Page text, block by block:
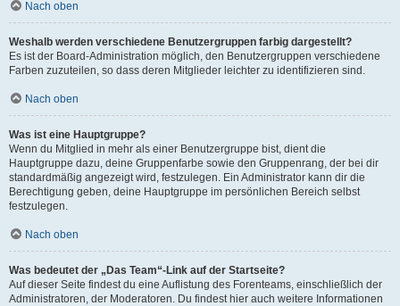
Nach oben
Weshalb werden verschiedene Benutzergruppen farbig dargestellt?
Es ist der Board-Administration möglich, den Benutzergruppen verschiedene
Farben zuzuteilen, so dass deren Mitglieder leichter zu identifizieren sind.
Nach oben
Was ist eine Hauptgruppe?
Wenn du Mitglied in mehr als einer Benutzergruppe bist, dient die
Hauptgruppe dazu, deine Gruppenfarbe sowie den Gruppenrang, der bei dir
standardmäßig angezeigt wird, festzulegen. Ein Administrator kann dir die
Berechtigung geben, deine Hauptgruppe im persönlichen Bereich selbst
festzulegen.
Nach oben
Was bedeutet der „Das Team“-Link auf der Startseite?
Auf dieser Seite findest du eine Auflistung des Forenteams, einschließlich der
Administratoren, der Moderatoren. Du findest hier auch weitere Informationen